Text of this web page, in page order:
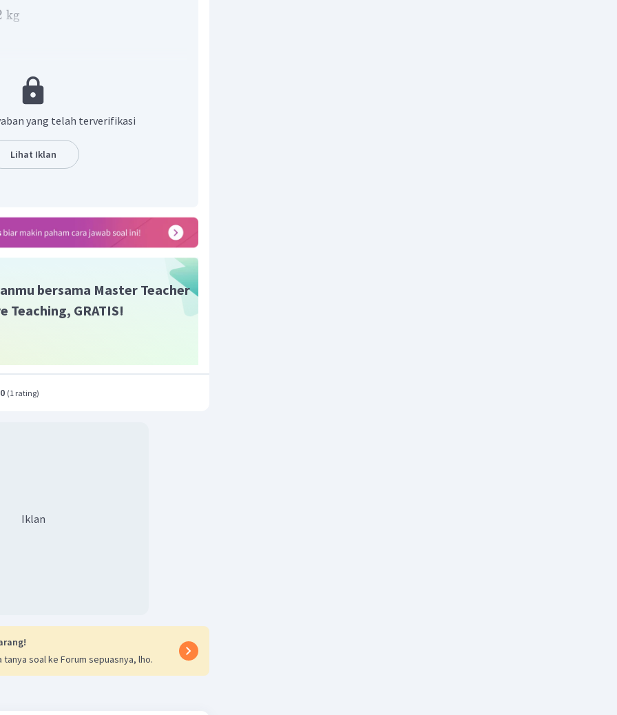
kg
ditulis:
sebagai berikut.
ωt
dengan persamaan sebagai berikut.
bawah.
yang telah terverifikasi
Lihat Iklan
bersama Master Teacher
Teaching, GRATIS!
(1 rating)
Iklan
tanya soal ke Forum sepuasnya, lho.